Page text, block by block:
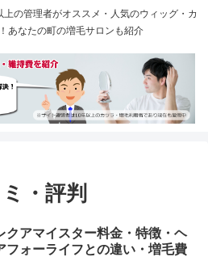
の管理者がオススメ・人気のウィッグ・カ
あなたの町の増毛サロンも紹介
・評判
クアマイスター料金・特徴・ヘ
フォーライフとの違い・増毛費